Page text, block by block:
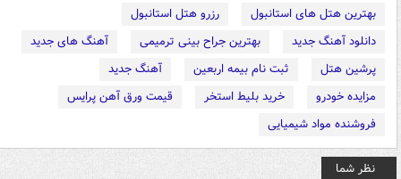
بهترین هتل های استانبول
رزرو هتل استانبول
دانلود آهنگ جدید
بهترین جراح بینی ترمیمی
آهنگ های جدید
پرشین هتل
ثبت نام بیمه اربعین
آهنگ جدید
مزایده خودرو
خرید بلیط استخر
قیمت ورق آهن پرایس
فروشنده مواد شیمیایی
نظر شما